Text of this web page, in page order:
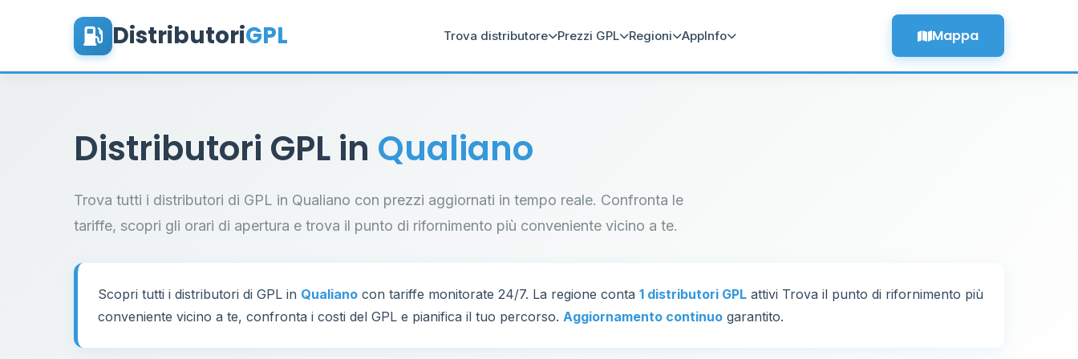
DistributoriGPL Trova distributore Prezzi GPL Regioni AppInfo Mappa
Distributori GPL in Qualiano
Trova tutti i distributori di GPL in Qualiano con prezzi aggiornati in tempo reale. Confronta le
tariffe, scopri gli orari di apertura e trova il punto di rifornimento più conveniente vicino a te.
Scopri tutti i distributori di GPL in Qualiano con tariffe monitorate 24/7. La regione conta 1 distributori GPL attivi Trova il punto di rifornimento più
conveniente vicino a te, confronta i costi del GPL e pianifica il tuo percorso. Aggiornamento continuo garantito.